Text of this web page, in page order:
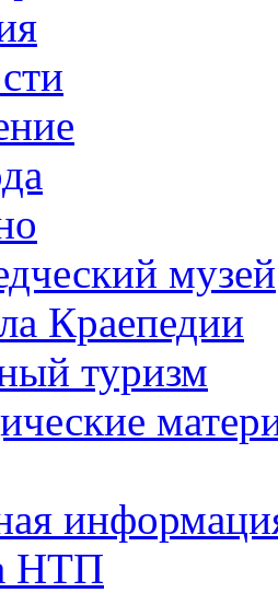
музей
Краепедии
туризм
НТП